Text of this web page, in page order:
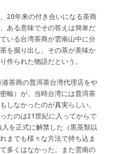
20年来の付き合いになる茶商
ある意味でその答えは簡単だ
いる台湾茶商が雲南山中に分
を掘り出し、その茶が美味か
作られた物語だという。
茶商の普洱茶台湾代理店をや
輸）が、当時台湾には普洱茶
しなかったのが真実らしい。
たのは21世紀に入ってからで
を正式に解禁した（黒茶類以
までも様々な方法で持ち込ま
多くはなかった。また雲南の